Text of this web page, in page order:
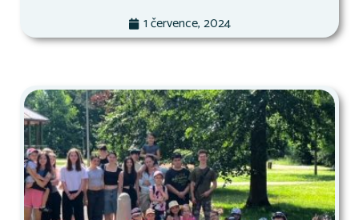
1 července, 2024